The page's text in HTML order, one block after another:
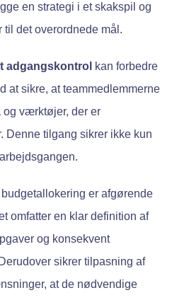
en strategi i et skakspil og
det overordnede mål.
adgangskontrol kan forbedre
at sikre, at teammedlemmerne
og værktøjer, der er
Denne tilgang sikrer ikke kun
er afgørende
omfatter en klar definition af
og konsekvent
sikrer tilpasning af
at de nødvendige